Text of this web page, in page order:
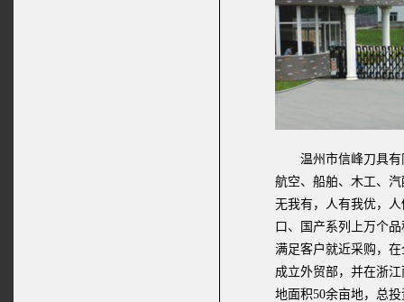
温州市信峰刀具有限
航空、船舶、木工、
无我有，人有我优，
口、国产系列上万个
满足客户就近采购，
成立外贸部，并在浙
地面积50余亩地，总